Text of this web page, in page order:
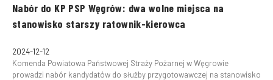
Nabór do KP PSP Węgrów: dwa wolne miejsca na
stanowisko starszy ratownik-kierowca
2024-12-12
Komenda Powiatowa Państwowej Straży Pożarnej w Węgrowie
prowadzi nabór kandydatów do służby przygotowawczej na stanowisko